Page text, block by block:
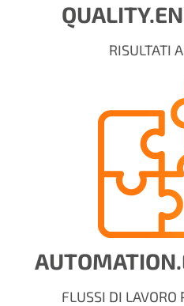
RISULTATI
FLUSSI DI